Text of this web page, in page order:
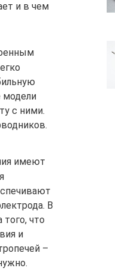
и в чем
модели
с ними.
имеют
В
что
и
–